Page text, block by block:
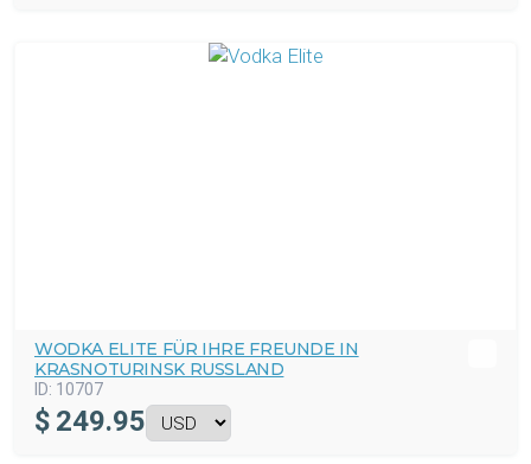
WODKA ELITE FÜR IHRE FREUNDE IN
KRASNOTURINSK RUSSLAND
ID: 10707
$ 249.95